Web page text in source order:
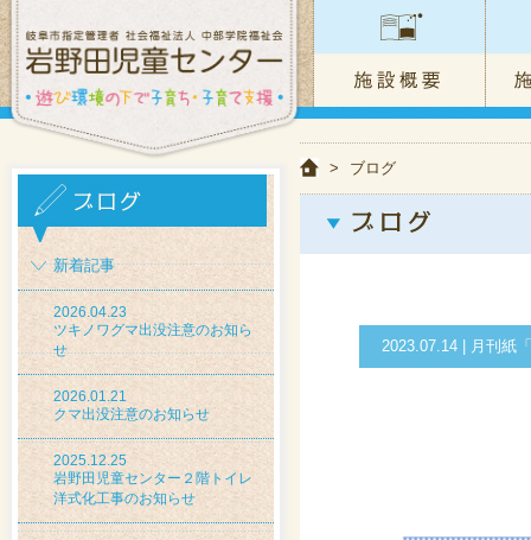
新着記事
2026.04.23
ツキノワグマ出没注意のお知ら
せ
2026.01.21
クマ出没注意のお知らせ
2025.12.25
岩野田児童センター２階トイレ
洋式化工事のお知らせ
> ブログ
2023.07.14 | 月刊紙